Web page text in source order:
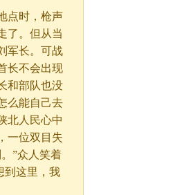
点时，枪声
了。但从当
军长。可战
长不会出现
和部队也没
么能自己去
北人民心中
一位双目失
”众人笑着
到这里，我